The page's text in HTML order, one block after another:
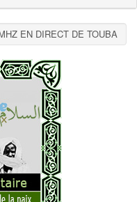
EN DIRECT DE TOUBA